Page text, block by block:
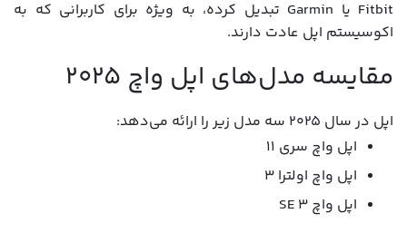
Fitbit یا Garmin تبدیل کرده، به ویژه برای کاربرانی که به
اکوسیستم اپل عادت دارند.
مقایسه مدل‌های اپل واچ ۲۰۲۵
اپل در سال ۲۰۲۵ سه مدل زیر را ارائه می‌دهد:
اپل واچ سری 11
اپل واچ اولترا 3
اپل واچ SE 3